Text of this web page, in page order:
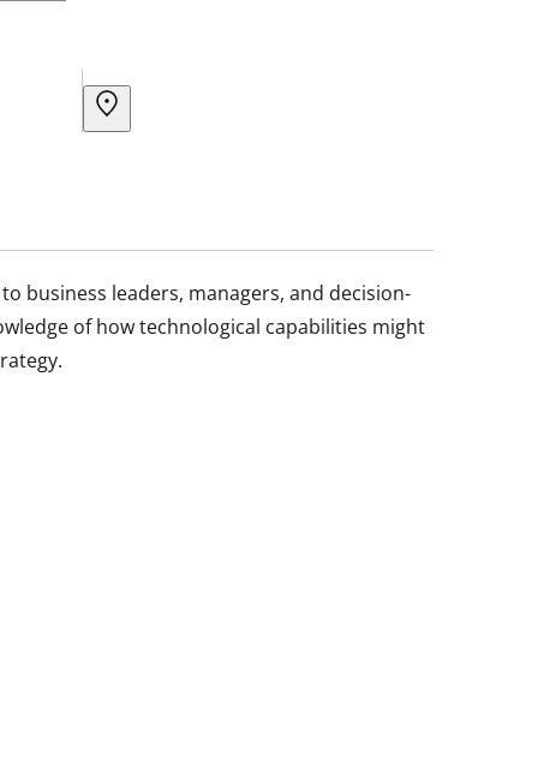
business leaders, managers, and decision-
of how technological capabilities might